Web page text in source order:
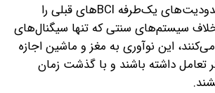
فراهم می‌کند و محدودیت‌های یک‌طرفه BCIهای قبلی را
سیستم‌های سنتی که تنها سیگنال‌های
این نوآوری به مغز و ماشین اجازه
تعامل داشته باشند و با گذشت زمان